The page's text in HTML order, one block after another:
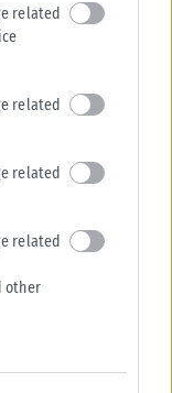
related
related
related
related
other